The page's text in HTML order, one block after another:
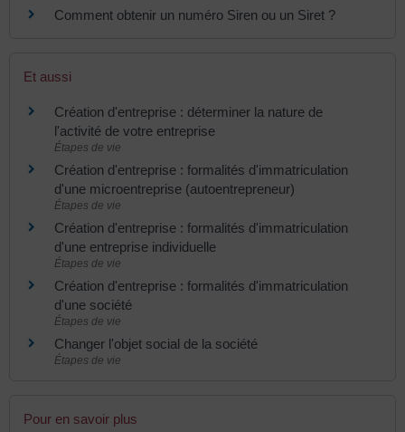
Comment obtenir un numéro Siren ou un Siret ?
Et aussi
Création d'entreprise : déterminer la nature de
l'activité de votre entreprise
Étapes de vie
Création d'entreprise : formalités d'immatriculation
d'une microentreprise (autoentrepreneur)
Étapes de vie
Création d'entreprise : formalités d'immatriculation
d'une entreprise individuelle
Étapes de vie
Création d'entreprise : formalités d'immatriculation
d'une société
Étapes de vie
Changer l'objet social de la société
Étapes de vie
Pour en savoir plus